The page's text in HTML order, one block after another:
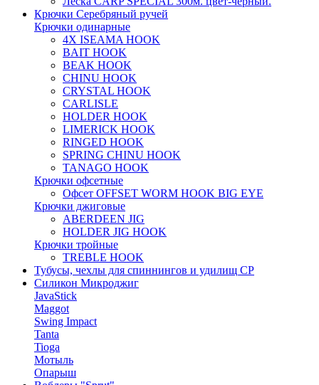
Крючки Серебряный ручей
Крючки одинарные
4X ISEAMA HOOK
BAIT HOOK
BEAK HOOK
CHINU HOOK
CRYSTAL HOOK
CARLISLE
HOLDER HOOK
LIMERICK HOOK
RINGED HOOK
SPRING CHINU HOOK
TANAGO HOOK
Крючки офсетные
Офсет OFFSET WORM HOOK BIG EYE
Крючки джиговые
ABERDEEN JIG
HOLDER JIG HOOK
Крючки тройные
TREBLE HOOK
Тубусы, чехлы для спиннингов и удилищ СР
Силикон Микроджиг
JavaStick
Maggot
Swing Impact
Tanta
Tioga
Мотыль
Опарыш